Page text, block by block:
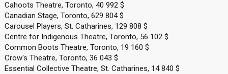
Cahoots Theatre, Toronto, 40 992 $
Canadian Stage, Toronto, 629 804 $
Carousel Players, St. Catharines, 129 808 $
Centre for Indigenous Theatre, Toronto, 56 102 $
Common Boots Theatre, Toronto, 19 160 $
Crow's Theatre, Toronto, 36 043 $
Essential Collective Theatre, St. Catharines, 14 840 $